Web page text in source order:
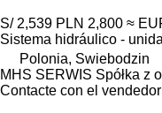
S/ 2,539 PLN 2,800 ≈
Sistema hidráulico -
Polonia, Swiebodzin
MHS SERWIS Spółka z
Contacte con el vendedor